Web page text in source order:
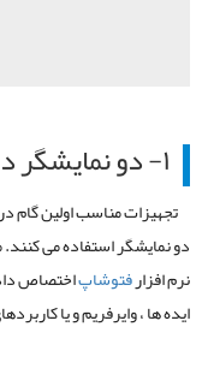
۱- دو نمایشگر داشته باشید
تجهیزات مناسب اولین گام
دو نمایشگر استفاده می کنند.
نرم افزارفتوشاپاختصاص
ایده ها ، وایرفریم و یا